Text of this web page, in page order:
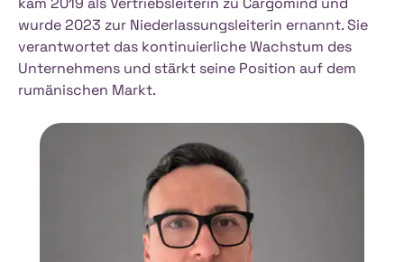
Inland­terminals nur selten genutzt.
wurde 2023 zur Niederlassungsleiterin ernannt. Sie
verantwortet das kontinuierliche Wachstum des
Unternehmens und stärkt seine Position auf dem
rumänischen Markt.